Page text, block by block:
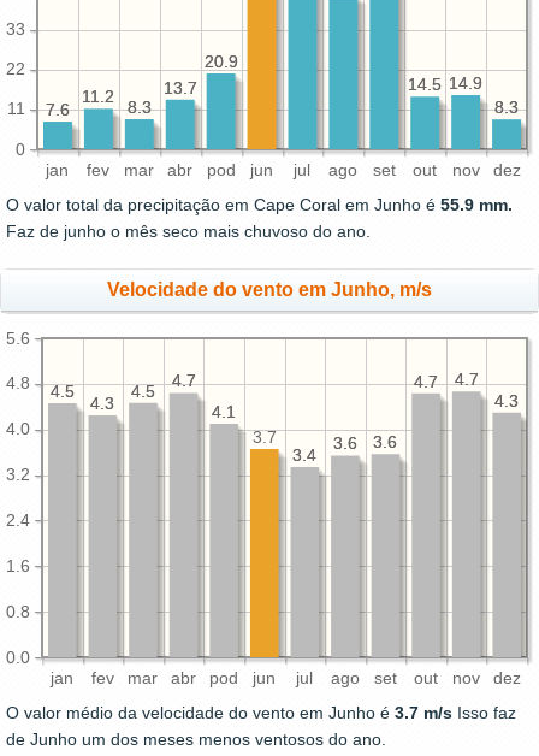
jan fev mar abr pod jun jul ago set out nov dez
0
11
22
33
8.3
14.9
14.5
20.9
13.7
8.3
11.2
7.6 8.3
14.9
14.5
20.9
13.7
8.3
11.2
7.6
O valor total da precipitação em Cape Coral em Junho é 55.9 mm.
Faz de junho o mês seco mais chuvoso do ano.
Velocidade do vento em Junho, m/s
jan fev mar abr pod jun jul ago set out nov dez
0.0
0.8
1.6
2.4
3.2
4.0
4.8
5.6
4.3
4.7
4.7
3.6
3.6
3.4
4.1
4.7
4.5
4.3
4.5
4.3
4.7
4.7
3.6
3.6
3.4
3.7
4.1
4.7
4.5
4.3
4.5
O valor médio da velocidade do vento em Junho é 3.7 m/s Isso faz
de Junho um dos meses menos ventosos do ano.